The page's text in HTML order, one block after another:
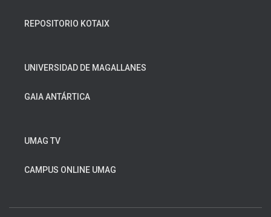
REPOSITORIO KOTAIX
UNIVERSIDAD DE MAGALLANES
GAIA ANTÁRTICA
UMAG TV
CAMPUS ONLINE UMAG